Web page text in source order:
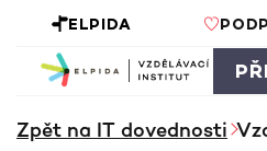
ELPIDA
Zpět na IT dovednosti